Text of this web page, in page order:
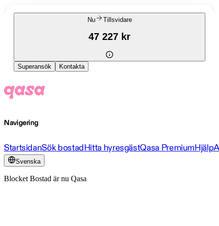
Nu Tillsvidare
47 227 kr
Superansök Kontakta
Navigering
StartsidanSök bostadHitta hyresgästQasa PremiumHjälp
Svenska
Blocket Bostad är nu Qasa